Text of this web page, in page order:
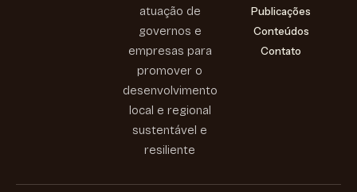
atuação de
governos e
empresas para
promover o
desenvolvimento
local e regional
sustentável e
resiliente
Publicações
Conteúdos
Contato